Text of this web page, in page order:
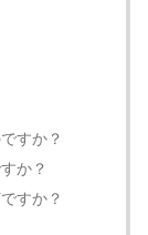
すか？
か？
すか？